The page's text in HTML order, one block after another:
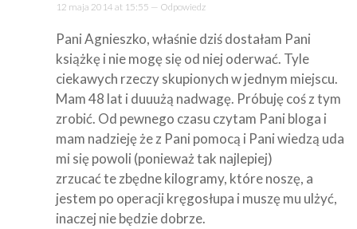
12 maja 2014 at 15:55 — Odpowiedz
Pani Agnieszko, właśnie dziś dostałam Pani
książkę i nie mogę się od niej oderwać. Tyle
ciekawych rzeczy skupionych w jednym miejscu.
Mam 48 lat i duuużą nadwagę. Próbuję coś z tym
zrobić. Od pewnego czasu czytam Pani bloga i
mam nadzieję że z Pani pomocą i Pani wiedzą uda
mi się powoli (ponieważ tak najlepiej)
zrzucać te zbędne kilogramy, które noszę, a
jestem po operacji kręgosłupa i muszę mu ulżyć,
inaczej nie będzie dobrze.